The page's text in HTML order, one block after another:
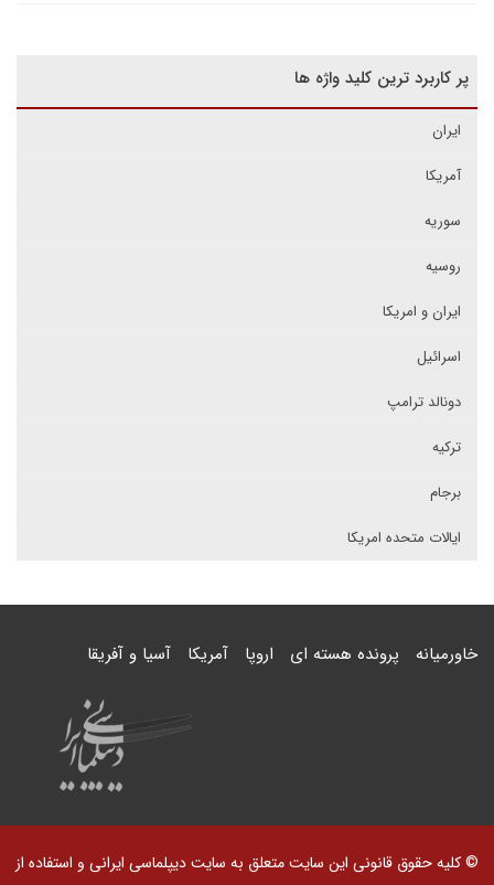
پر کاربرد ترین کلید واژه ها
ایران
آمریکا
سوریه
روسیه
ایران و امریکا
اسرائیل
دونالد ترامپ
ترکیه
برجام
ایالات متحده امریکا
خاورمیانه پرونده هسته ای اروپا آمریکا آسیا و آفریقا
© کلیه حقوق قانونی این سایت متعلق به سایت دیپلماسی ایرانی و استفاده از